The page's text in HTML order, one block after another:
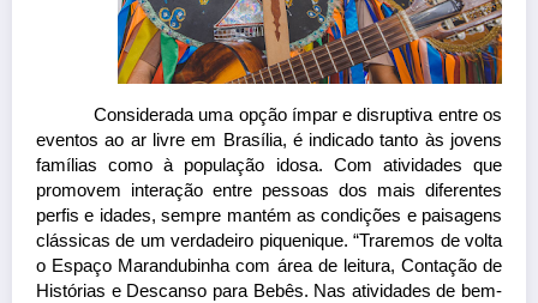
Considerada uma opção ímpar e disruptiva entre os
eventos ao ar livre em Brasília, é indicado tanto às jovens
famílias como à população idosa. Com atividades que
promovem interação entre pessoas dos mais diferentes
perfis e idades, sempre mantém as condições e paisagens
clássicas de um verdadeiro piquenique. “Traremos de volta
o Espaço Marandubinha com área de leitura, Contação de
Histórias e Descanso para Bebês. Nas atividades de bem-